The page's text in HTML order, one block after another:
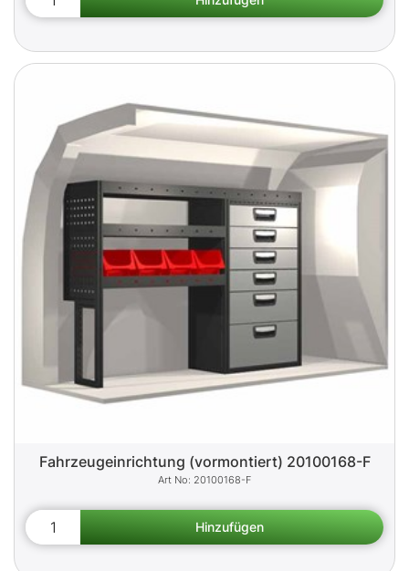
Fahrzeugeinrichtung (vormontiert) 20100168-F
20100168-F